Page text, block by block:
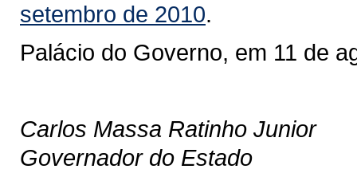
setembro de 2010.
Palácio do Governo, em 11 de
Carlos Massa Ratinho Junior
Governador do Estado